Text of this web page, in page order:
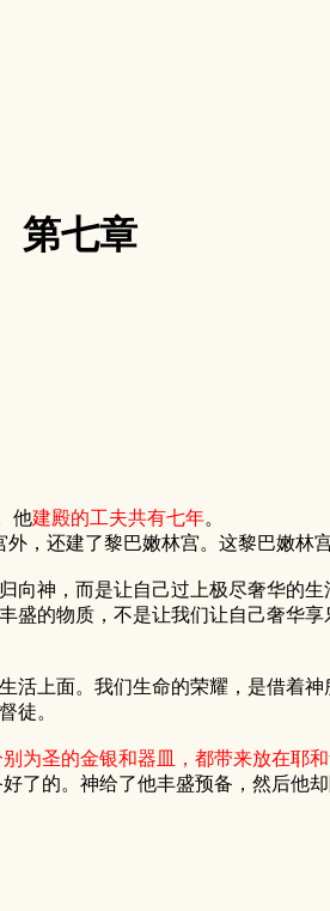
第七章
他建殿的工夫共有七年。
，还建了黎巴嫩林宫。这黎巴嫩林
神，而是让自己过上极尽奢华的生
的物质，不是让我们让自己奢华
上面。我们生命的荣耀，是借着
徒。
为圣的金银和器皿，都带来放在耶
的。神给了他丰盛预备，然后他却